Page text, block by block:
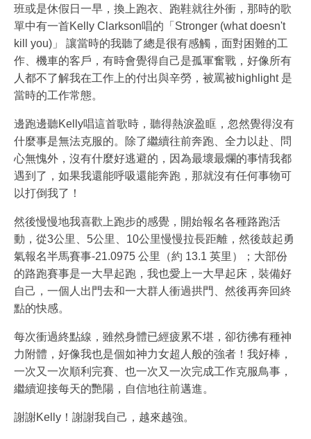
班或是休假日一早，換上跑衣、跑鞋就往外衝，那時的歌
單中有一首Kelly Clarkson唱的「Stronger (what doesn't
kill you)」 讓當時的我聽了總是很有感觸，面對困難的工
作、機車的客戶，有時會覺得自己是孤軍奮戰，好像所有
人都不了解我在工作上的付出與辛勞，被罵被highlight 是
當時的工作常態。
邊跑邊聽Kelly唱這首歌時，聽得熱淚盈眶，忽然覺得沒有
什麼事是無法克服的。除了繼續往前奔跑、全力以赴、問
心無愧外，沒有什麼好逃避的，因為最壞最爛的事情我都
遇到了，如果我還能呼吸還能奔跑，那就沒有任何事物可
以打倒我了！
然後慢慢地我喜歡上跑步的感覺，開始報名各種路跑活
動，從3公里、5公里、10公里慢慢拉長距離，然後鼓起勇
氣報名半馬賽事-21.0975 公里（約 13.1 英里）；大部份
的路跑賽事是一大早起跑，我也愛上一大早起床，裝備好
自己，一個人出門去和一大群人衝過拱門、然後再奔回終
點的快感。
每次衝過終點線，雖然身體已經疲累不堪，卻彷彿有種神
力附體，好像我也是個如神力女超人般的強者！我好棒，
一次又一次順利完賽、也一次又一次完成工作克服鳥事，
繼續迎接每天的艷陽，自信地往前邁進。
謝謝Kelly！謝謝我自己，越來越強。